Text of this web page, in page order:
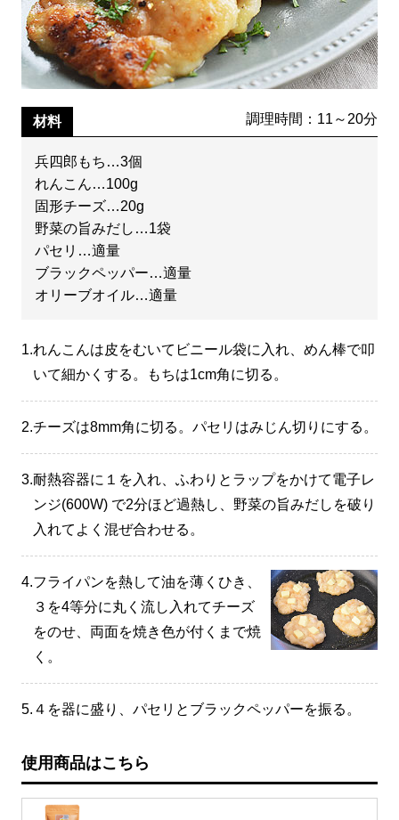
材料 調理時間：11～20分
兵四郎もち…3個
れんこん…100g
固形チーズ…20g
野菜の旨みだし…1袋
パセリ…適量
ブラックペッパー…適量
オリーブオイル…適量
1.れんこんは皮をむいてビニール袋に入れ、めん棒で叩
いて細かくする。もちは1cm角に切る。
2.チーズは8mm角に切る。パセリはみじん切りにする。
3.耐熱容器に１を入れ、ふわりとラップをかけて電子レ
ンジ(600W) で2分ほど過熱し、野菜の旨みだしを破り
入れてよく混ぜ合わせる。
4.フライパンを熱して油を薄くひき、
３を4等分に丸く流し入れてチーズ
をのせ、両面を焼き色が付くまで焼
く。
5. ４を器に盛り、パセリとブラックペッパーを振る。
使用商品はこちら